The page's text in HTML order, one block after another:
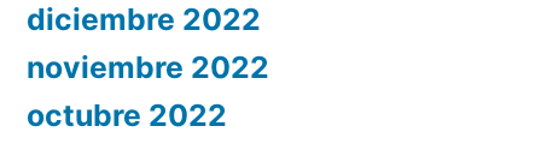
diciembre 2022
noviembre 2022
octubre 2022